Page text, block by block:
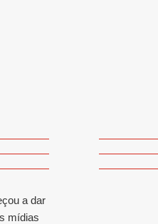
a dar
mídias